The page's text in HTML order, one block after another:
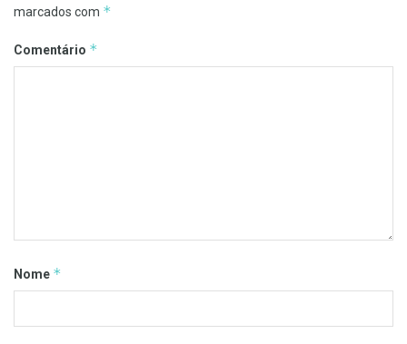
marcados com *
Comentário *
Nome *